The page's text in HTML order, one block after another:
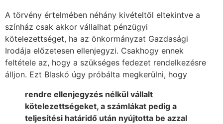
A törvény értelmében néhány kivételtől eltekintve a
színház csak akkor vállalhat pénzügyi
kötelezettséget, ha az önkormányzat Gazdasági
Irodája előzetesen ellenjegyzi. Csakhogy ennek
feltétele az, hogy a szükséges fedezet rendelkezésre
álljon. Ezt Blaskó úgy próbálta megkerülni, hogy
rendre ellenjegyzés nélkül vállalt
kötelezettségeket, a számlákat pedig a
teljesítési határidő után nyújtotta be azzal